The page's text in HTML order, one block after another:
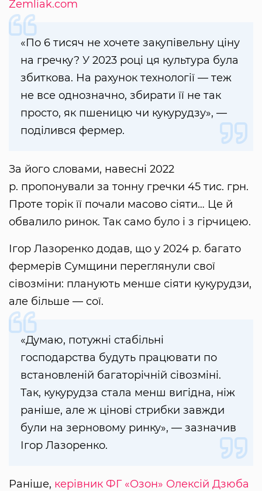
Zemliak.com
«По 6 тисяч не хочете закупівельну ціну
на гречку? У 2023 році ця культура була
збиткова. На рахунок технології — теж
не все однозначно, збирати її не так
просто, як пшеницю чи кукурудзу», —
поділився фермер.
За його словами, навесні 2022
р. пропонували за тонну гречки 45 тис. грн.
Проте торік її почали масово сіяти… Це й
обвалило ринок. Так само було і з гірчицею.
Ігор Лазоренко додав, що у 2024 р. багато
фермерів Сумщини переглянули свої
сівозміни: планують менше сіяти кукурудзи,
але більше — сої.
«Думаю, потужні стабільні
господарства будуть працювати по
встановленій багаторічній сівозміні.
Так, кукурудза стала менш вигідна, ніж
раніше, але ж цінові стрибки завжди
були на зерновому ринку», — зазначив
Ігор Лазоренко.
Раніше, керівник ФГ «Озон» Олексій Дзюба